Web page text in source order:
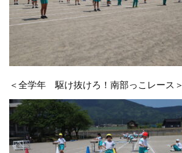
＜全学年 駆け抜けろ！南部っこレース＞